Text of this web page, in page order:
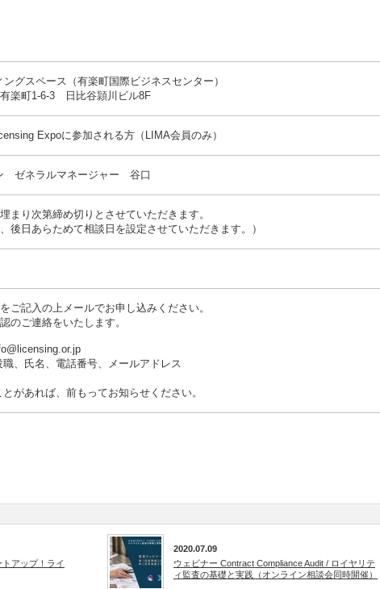
ングスペース（有楽町国際ビジネスセンター）
楽町1-6-3 日比谷頴川ビル8F
Expoに参加される方（LIMA会員のみ）
ゼネラルマネージャー 谷口
まり次第締め切りとさせていただきます。
、後日あらためて相談日を設定させていただきます。）
ご記入の上メールでお申し込みください。
のご連絡をいたします。
、氏名、電話番号、メールアドレス
があれば、前もってお知らせください。
アップ！ライ
2020.07.09
ウェビナー Contract Compliance Audit / ロイヤリテ
ィ監査の基礎と実践（オンライン相談会同時開催）